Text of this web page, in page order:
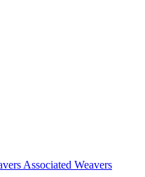
Associated Weavers